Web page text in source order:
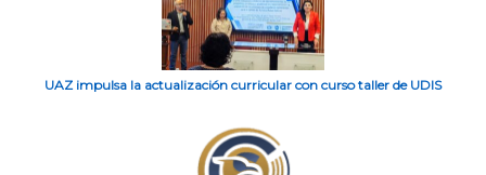
UAZ impulsa la actualización curricular con curso taller de UDIS